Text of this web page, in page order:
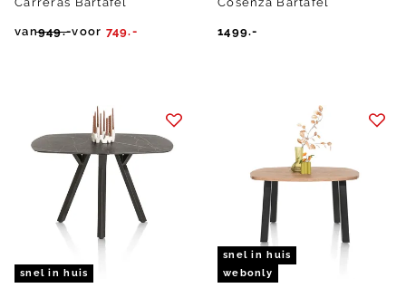
van949.-voor 749.- 1499.-
snel in huis
snel in huis
webonly